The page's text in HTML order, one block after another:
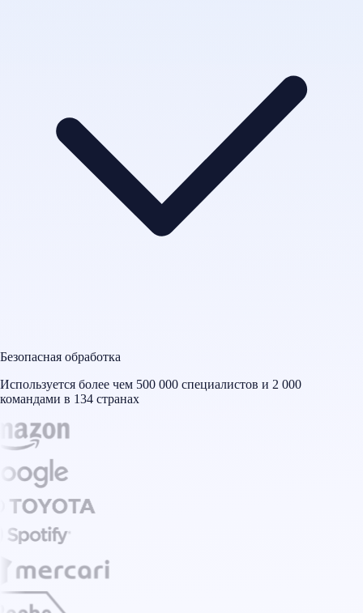
Безопасная обработка
Используется более чем 500 000 специалистов и 2 000
командами в 134 странах